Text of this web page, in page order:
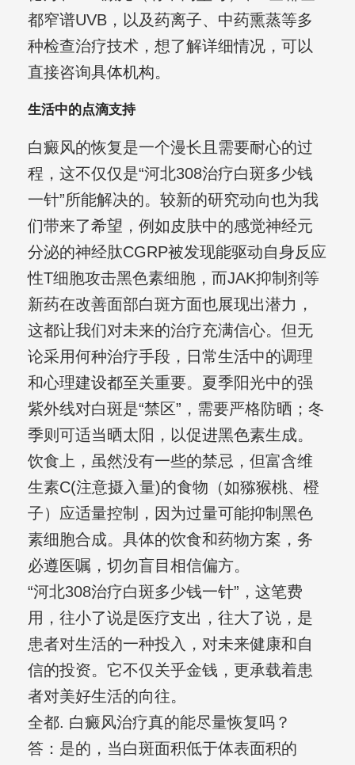
都窄谱UVB，以及药离子、中药熏蒸等多
种检查治疗技术，想了解详细情况，可以
直接咨询具体机构。
生活中的点滴支持
白癜风的恢复是一个漫长且需要耐心的过
程，这不仅仅是“河北308治疗白斑多少钱
一针”所能解决的。较新的研究动向也为我
们带来了希望，例如皮肤中的感觉神经元
分泌的神经肽CGRP被发现能驱动自身反应
性T细胞攻击黑色素细胞，而JAK抑制剂等
新药在改善面部白斑方面也展现出潜力，
这都让我们对未来的治疗充满信心。但无
论采用何种治疗手段，日常生活中的调理
和心理建设都至关重要。夏季阳光中的强
紫外线对白斑是“禁区”，需要严格防晒；冬
季则可适当晒太阳，以促进黑色素生成。
饮食上，虽然没有一些的禁忌，但富含维
生素C(注意摄入量)的食物（如猕猴桃、橙
子）应适量控制，因为过量可能抑制黑色
素细胞合成。具体的饮食和药物方案，务
必遵医嘱，切勿盲目相信偏方。
“河北308治疗白斑多少钱一针”，这笔费
用，往小了说是医疗支出，往大了说，是
患者对生活的一种投入，对未来健康和自
信的投资。它不仅关乎金钱，更承载着患
者对美好生活的向往。
全都. 白癜风治疗真的能尽量恢复吗？
答：是的，当白斑面积低于体表面积的